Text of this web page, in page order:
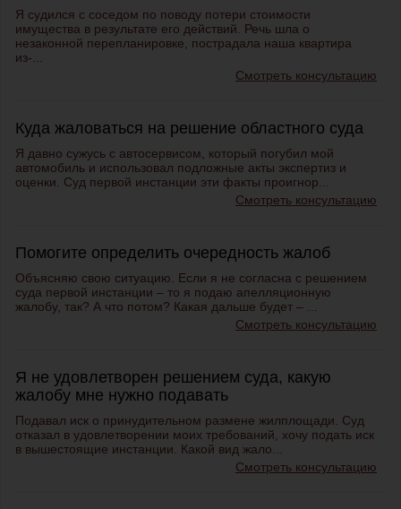
Я судился с соседом по поводу потери стоимости
имущества в результате его действий. Речь шла о
незаконной перепланировке, пострадала наша квартира
из-...
Смотреть консультацию
Куда жаловаться на решение областного суда
Я давно сужусь с автосервисом, который погубил мой
автомобиль и использовал подложные акты экспертиз и
оценки. Суд первой инстанции эти факты проигнор...
Смотреть консультацию
Помогите определить очередность жалоб
Объясняю свою ситуацию. Если я не согласна с решением
суда первой инстанции – то я подаю апелляционную
жалобу, так? А что потом? Какая дальше будет – ...
Смотреть консультацию
Я не удовлетворен решением суда, какую
жалобу мне нужно подавать
Подавал иск о принудительном размене жилплощади. Суд
отказал в удовлетворении моих требований, хочу подать иск
в вышестоящие инстанции. Какой вид жало...
Смотреть консультацию